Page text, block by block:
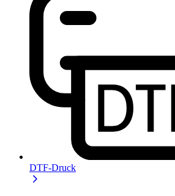
DTF-Druck